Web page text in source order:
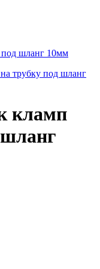
под шланг 10мм
кламп